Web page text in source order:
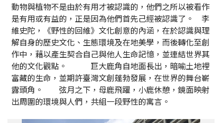
動物與植物不是由於有用才被認識的，他們之所以被看作
是有用或有益的，正是因為他們首先己經被認識了。 李
維史陀，《野性的回維》文化創意的內涵，在於認識與理
解自身的歷史文化、生態環境及在地美學，而後轉化至創
作中，藉以產生契合自己與他人生命記憶，並連結世界其
他的文化觀點。 巨大鹿角自地面長出，暗喻土地裡
富藏的生命，並期許臺灣文創蓬勃發展，在世界的舞台嶄
露頭角。 弦月之下，母鹿飛躍，小鹿休憩，鏡面映射
出周圍的環境與人們，共組一段野性的寓言。